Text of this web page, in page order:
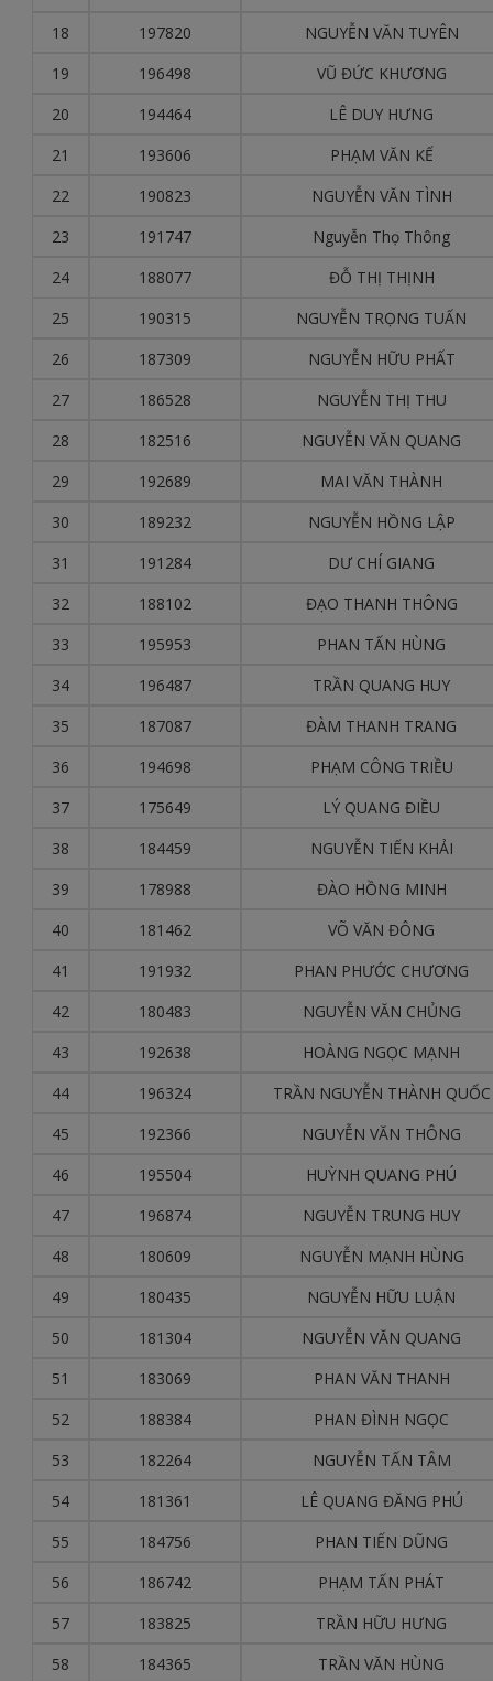
18
197820
NGUYỄN VĂN TUYÊN
19
196498
VŨ ĐỨC KHƯƠNG
20
194464
LÊ DUY HƯNG
21
193606
PHẠM VĂN KẾ
22
190823
NGUYỄN VĂN TÌNH
23
191747
Nguyễn Thọ Thông
24
188077
ĐỖ THỊ THỊNH
25
190315
NGUYỄN TRỌNG TUẤN
26
187309
NGUYỄN HỮU PHẤT
27
186528
NGUYỄN THỊ THU
28
182516
NGUYỄN VĂN QUANG
29
192689
MAI VĂN THÀNH
30
189232
NGUYỄN HỒNG LẬP
31
191284
DƯ CHÍ GIANG
32
188102
ĐẠO THANH THÔNG
33
195953
PHAN TẤN HÙNG
34
196487
TRẦN QUANG HUY
35
187087
ĐÀM THANH TRANG
36
194698
PHẠM CÔNG TRIỀU
37
175649
LÝ QUANG ĐIỀU
38
184459
NGUYỄN TIẾN KHẢI
39
178988
ĐÀO HỒNG MINH
40
181462
VÕ VĂN ĐÔNG
41
191932
PHAN PHƯỚC CHƯƠNG
42
180483
NGUYỄN VĂN CHỦNG
43
192638
HOÀNG NGỌC MẠNH
44
196324
TRẦN NGUYỄN THÀNH QUỐC
45
192366
NGUYỄN VĂN THÔNG
46
195504
HUỲNH QUANG PHÚ
47
196874
NGUYỄN TRUNG HUY
48
180609
NGUYỄN MẠNH HÙNG
49
180435
NGUYỄN HỮU LUẬN
50
181304
NGUYỄN VĂN QUANG
51
183069
PHAN VĂN THANH
52
188384
PHAN ĐÌNH NGỌC
53
182264
NGUYỄN TẤN TÂM
54
181361
LÊ QUANG ĐĂNG PHÚ
55
184756
PHAN TIẾN DŨNG
56
186742
PHẠM TẤN PHÁT
57
183825
TRẦN HỮU HƯNG
58
184365
TRẦN VĂN HÙNG